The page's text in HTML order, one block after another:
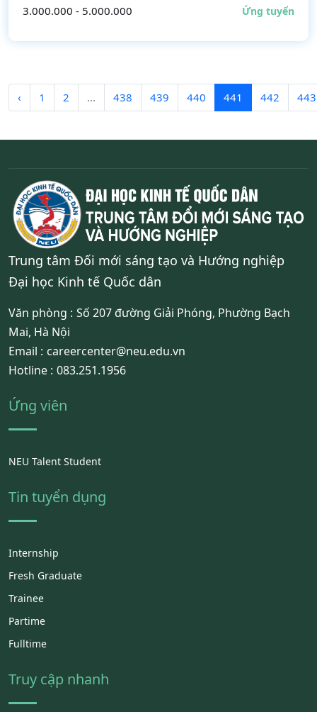
3.000.000 - 5.000.000 Ứng tuyển
‹ 1 2 ... 438 439 440 441 442 443
Trung tâm Đối mới sáng tạo và Hướng nghiệp
Đại học Kinh tế Quốc dân
Văn phòng : Số 207 đường Giải Phóng, Phường Bạch
Mai, Hà Nội
Email : careercenter@neu.edu.vn
Hotline : 083.251.1956
Ứng viên
NEU Talent Student
Tin tuyển dụng
Internship
Fresh Graduate
Trainee
Partime
Fulltime
Truy cập nhanh